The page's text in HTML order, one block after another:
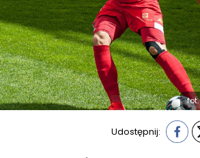
Udostępnij: